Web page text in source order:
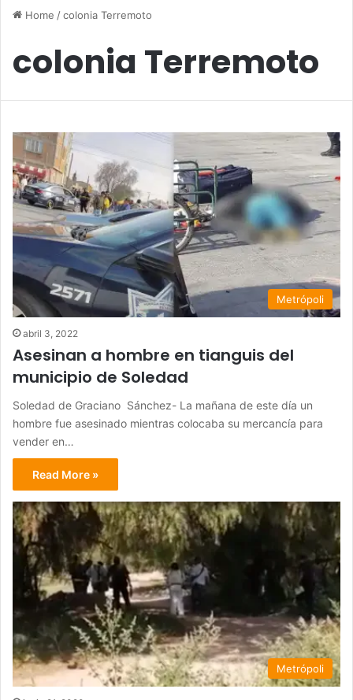
Home /colonia Terremoto
colonia Terremoto
Metrópoli
abril 3, 2022
Asesinan a hombre en tianguis del
municipio de Soledad
Soledad de Graciano Sánchez- La mañana de este día un
hombre fue asesinado mientras colocaba su mercancía para
vender en…
Read More »
Metrópoli